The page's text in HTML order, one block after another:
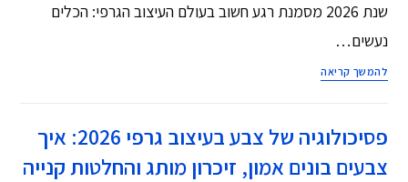
שנת 2026 מסמנת רגע חשוב בעולם העיצוב הגרפי: הכלים
נעשים…
להמשך קריאה
פסיכולוגיה של צבע בעיצוב גרפי 2026: איך
צבעים בונים אמון, זיכרון מותג והחלטות קנייה